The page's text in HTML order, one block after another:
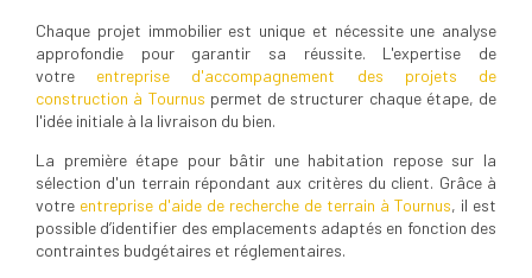
Chaque projet immobilier est unique et nécessite une analyse
approfondie pour garantir sa réussite. L'expertise de
votre entreprise d'accompagnement des projets de
construction à Tournus permet de structurer chaque étape, de
l'idée initiale à la livraison du bien.
La première étape pour bâtir une habitation repose sur la
sélection d'un terrain répondant aux critères du client. Grâce à
votre entreprise d'aide de recherche de terrain à Tournus, il est
possible d’identifier des emplacements adaptés en fonction des
contraintes budgétaires et réglementaires.